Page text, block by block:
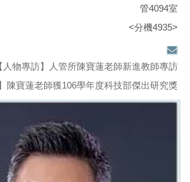
管4094室
<分機4935>
人物專訪】人管所陳寶蓮老師新進教師專訪
陳寶蓮老師獲106學年度科技部傑出研究獎